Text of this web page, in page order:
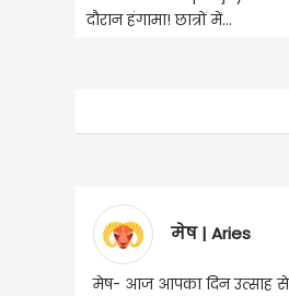
दौरान हंगामा! छात्रों में...
मेष | Aries
मेष- आज आपका दिन उत्साह से भरा रहेगा।